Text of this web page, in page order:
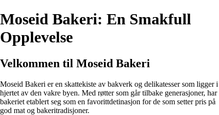
Moseid Bakeri: En Smakfull
Opplevelse
Velkommen til Moseid Bakeri
Moseid Bakeri er en skattekiste av bakverk og delikatesser som ligger i
hjertet av den vakre byen. Med røtter som går tilbake generasjoner, har
bakeriet etablert seg som en favorittdetinasjon for de som setter pris på
god mat og bakeritradisjoner.